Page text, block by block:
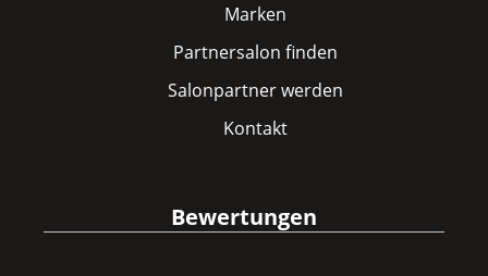
Marken
Partnersalon finden
Salonpartner werden
Kontakt
Bewertungen